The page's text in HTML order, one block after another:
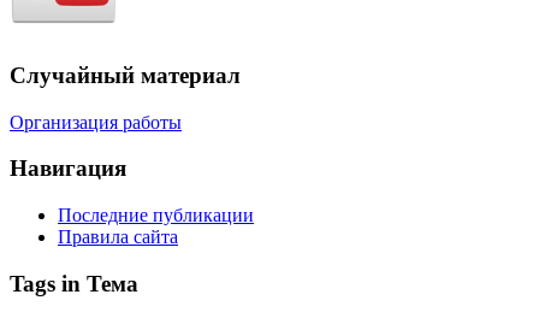
Случайный материал
Организация работы
Навигация
Последние публикации
Правила сайта
Tags in Тема